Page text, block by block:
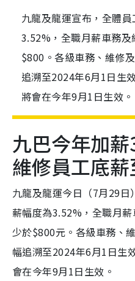
九龍及龍運宣布，全體
3.52%，全職月薪車務
$800。各級車務、維修
追溯至2024年6月1日生
將會在今年9月1日生效。
九巴今年加
維修員工底
九龍及龍運今日（7月29
薪幅度為3.52%，全職月
少於$800元。各級車務、
幅追溯至2024年6月1日生
會在今年9月1日生效。